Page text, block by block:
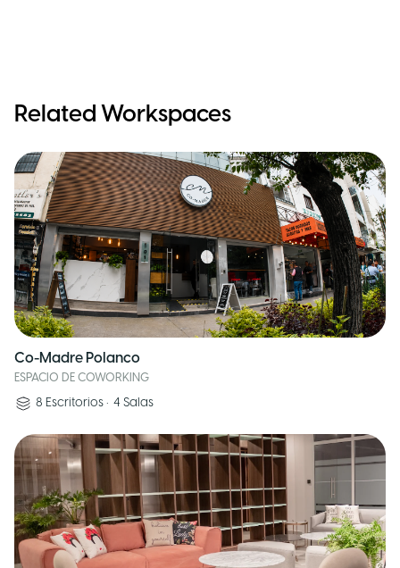
Related Workspaces
Co-Madre Polanco
ESPACIO DE COWORKING
8 Escritorios • 4 Salas